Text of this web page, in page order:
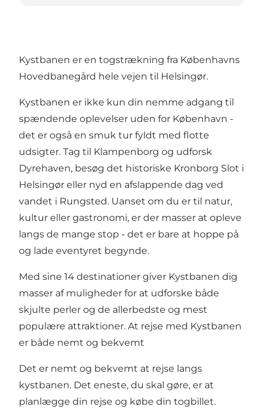
Kystbanen er en togstrækning fra Københavns
Hovedbanegård hele vejen til Helsingør.
Kystbanen er ikke kun din nemme adgang til
spændende oplevelser uden for København -
det er også en smuk tur fyldt med flotte
udsigter. Tag til Klampenborg og udforsk
Dyrehaven, besøg det historiske Kronborg Slot i
Helsingør eller nyd en afslappende dag ved
vandet i Rungsted. Uanset om du er til natur,
kultur eller gastronomi, er der masser at opleve
langs de mange stop - det er bare at hoppe på
og lade eventyret begynde.
Med sine 14 destinationer giver Kystbanen dig
masser af muligheder for at udforske både
skjulte perler og de allerbedste og mest
populære attraktioner. At rejse med Kystbanen
er både nemt og bekvemt
Det er nemt og bekvemt at rejse langs
kystbanen. Det eneste, du skal gøre, er at
planlægge din rejse og købe din togbillet.